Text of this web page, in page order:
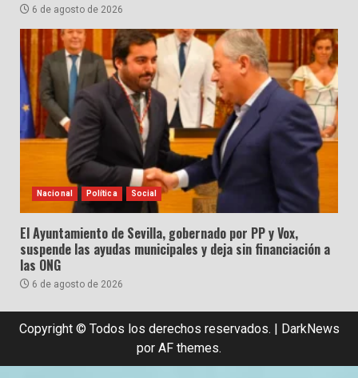
6 de agosto de 2026
Nacional Política Social
El Ayuntamiento de Sevilla, gobernado por PP y Vox,
suspende las ayudas municipales y deja sin financiación a
las ONG
6 de agosto de 2026
Copyright © Todos los derechos reservados. | DarkNews
por AF themes.